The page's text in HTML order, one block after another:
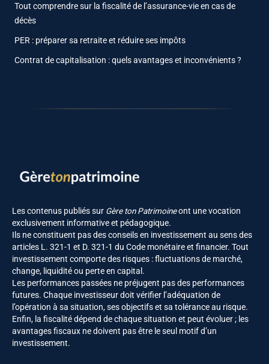
Tout comprendre sur la fiscalité de l’assurance-vie en cas de
décès
PER : préparer sa retraite et réduire ses impôts
Contrat de capitalisation : quels avantages et inconvénients ?
Les contenus publiés sur Gère ton Patrimoineont une vocation
exclusivement informative et pédagogique.
Ils ne constituent pas des conseils en investissement au sens des
articles L. 321-1 et D. 321-1 du Code monétaire et financier. Tout
investissement comporte des risques : fluctuations de marché,
change, liquidité ou perte en capital.
Les performances passées ne préjugent pas des performances
futures. Chaque investisseur doit vérifier l’adéquation de
l’opération à sa situation, ses objectifs et sa tolérance au risque.
Enfin, la fiscalité dépend de chaque situation et peut évoluer ; les
avantages fiscaux ne doivent pas être le seul motif d’un
investissement.